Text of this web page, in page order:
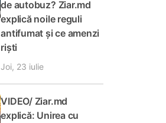
de autobuz? Ziar.md
explică noile reguli
antifumat și ce amenzi
riști
Joi, 23 iulie
VIDEO/ Ziar.md
explică: Unirea cu